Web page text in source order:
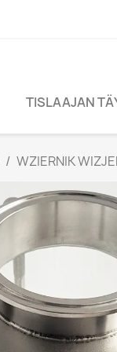
TISLAAJAN
WZIERNIK